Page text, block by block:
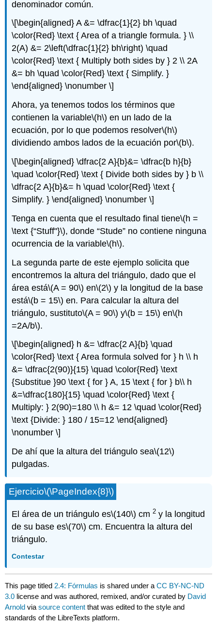
denominador común.
\[\begin{aligned} A &= \dfrac{1}{2} bh \quad
\color{Red} \text { Area of a triangle formula. } \\
2(A) &= 2\left(\dfrac{1}{2} bh\right) \quad
\color{Red} \text { Multiply both sides by } 2 \\ 2A
&= bh \quad \color{Red} \text { Simplify. }
\end{aligned} \nonumber \]
Ahora, ya tenemos todos los términos que
contienen la variable\(h\) en un lado de la
ecuación, por lo que podemos resolver\(h\)
dividiendo ambos lados de la ecuación por\(b\).
\[\begin{aligned} \dfrac{2 A}{b}&= \dfrac{b h}{b}
\quad \color{Red} \text { Divide both sides by } b \\
\dfrac{2 A}{b}&= h \quad \color{Red} \text {
Simplify. } \end{aligned} \nonumber \]
Tenga en cuenta que el resultado final tiene\(h =
\text {“Stuff"}\), donde “Stude” no contiene ninguna
ocurrencia de la variable\(h\).
La segunda parte de este ejemplo solicita que
encontremos la altura del triángulo, dado que el
área está\(A = 90\) en\(2\) y la longitud de la base
está\(b = 15\) en. Para calcular la altura del
triángulo, sustituto\(A = 90\) y\(b = 15\) en\(h
=2A/b\).
\[\begin{aligned} h &= \dfrac{2 A}{b} \quad
\color{Red} \text { Area formula solved for } h \\ h
&= \dfrac{2(90)}{15} \quad \color{Red} \text
{Substitue }90 \text { for } A, 15 \text { for } b\\ h
&=\dfrac{180}{15} \quad \color{Red} \text {
Multiply: } 2(90)=180 \\ h &= 12 \quad \color{Red}
\text {Divide: } 180 / 15=12 \end{aligned}
\nonumber \]
De ahí que la altura del triángulo sea\(12\)
pulgadas.
Ejercicio\(\PageIndex{8}\)
El área de un triángulo es\(140\) cm2 y la longitud
de su base es\(70\) cm. Encuentra la altura del
triángulo.
Contestar
This page titled 2.4: Fórmulas is shared under aCC BY-NC-ND
3.0 license and was authored, remixed, and/or curated by David
Arnold viasource content that was edited to the style and
standards of the LibreTexts platform.